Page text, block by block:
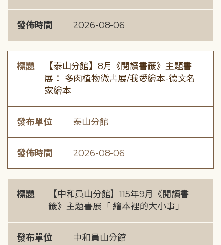
發佈時間 2026-08-06
標題
【泰山分館】8月《閱讀書籤》主題書
展： 多肉植物微書展/我愛繪本-德文名
家繪本
發布單位 泰山分館
發佈時間 2026-08-06
標題
【中和員山分館】115年9月《閱讀書
籤》主題書展「 繪本裡的大小事」
發布單位 中和員山分館